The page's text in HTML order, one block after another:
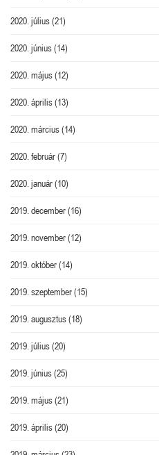
2020. július(21)
2020. június(14)
2020. május(12)
2020. április(13)
2020. március(14)
2020. február(7)
2020. január(10)
2019. december(16)
2019. november(12)
2019. október(14)
2019. szeptember(15)
2019. augusztus(18)
2019. július(20)
2019. június(25)
2019. május(21)
2019. április(20)